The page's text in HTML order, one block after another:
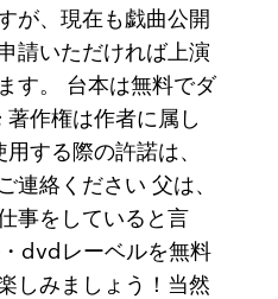
が、現在も戯曲公開
請いただければ上演
す。 台本は無料でダ
作権は作者に属し
する際の許諾は、
連絡ください 父は、
事をしていると言
dvdレーベルを無料
しみましょう！当然